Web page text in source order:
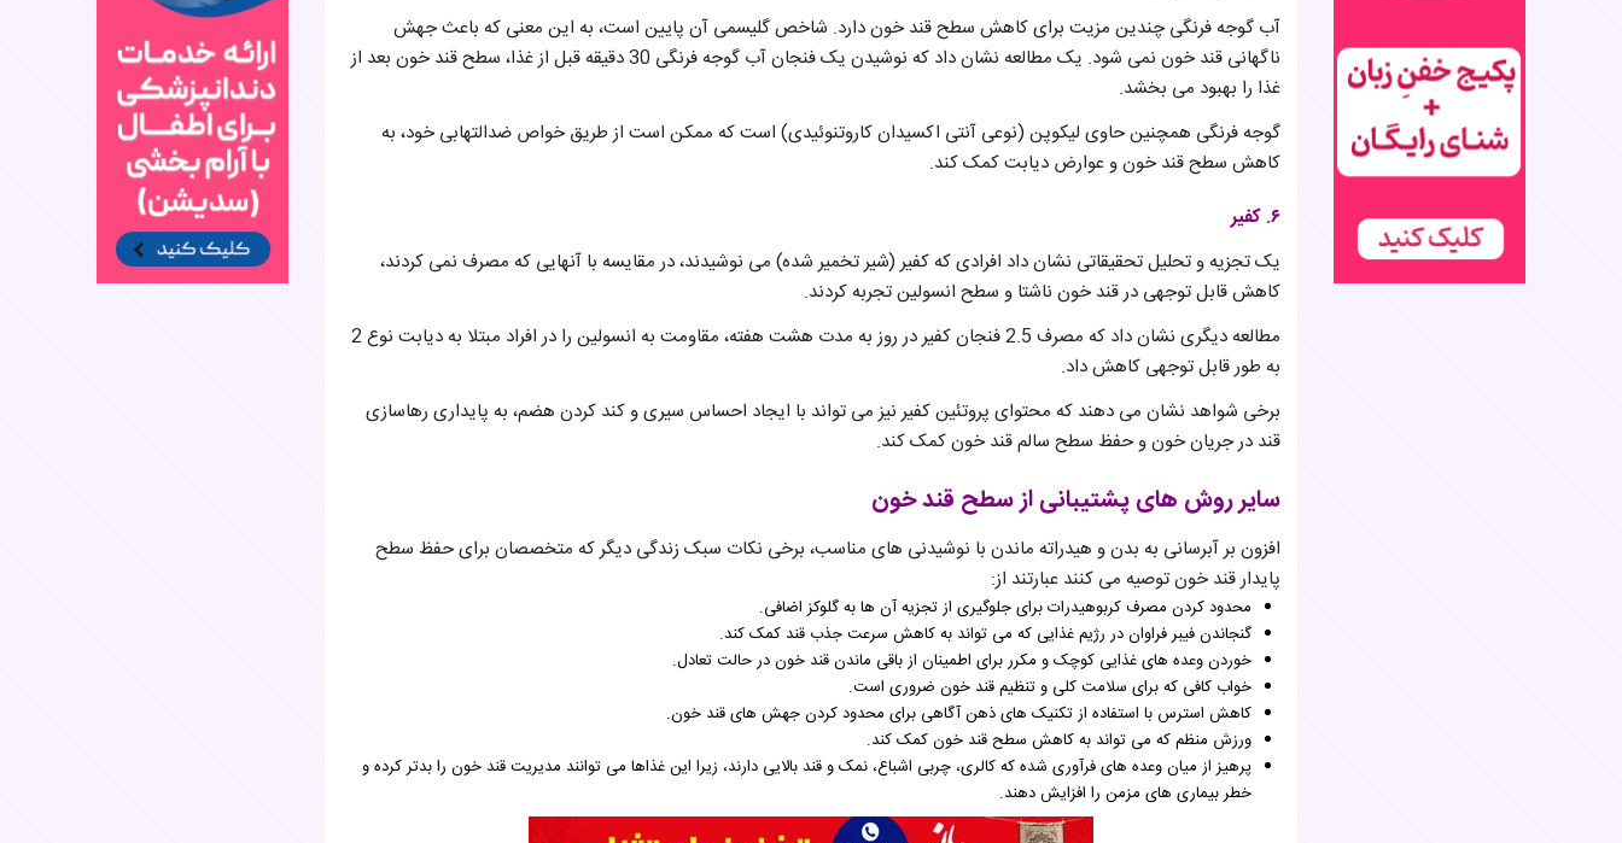
آب گوجه فرنگی چندین مزیت برای کاهش سطح قند خون دارد. شاخص گلیسمی آن پایین است، به این معنی که باعث جهش
ناگهانی قند خون نمی شود. یک مطالعه نشان داد که نوشیدن یک فنجان آب گوجه فرنگی 30 دقیقه قبل از غذا، سطح قند خون بعد از
غذا را بهبود می بخشد.
گوجه فرنگی همچنین حاوی لیکوپن (نوعی آنتی اکسیدان کاروتنوئیدی) است که ممکن است از طریق خواص ضدالتهابی خود، به
کاهش سطح قند خون و عوارض دیابت کمک کند.
۶. کفیر
یک تجزیه و تحلیل تحقیقاتی نشان داد افرادی که کفیر (شیر تخمیر شده) می نوشیدند، در مقایسه با آنهایی که مصرف نمی کردند،
کاهش قابل توجهی در قند خون ناشتا و سطح انسولین تجربه کردند.
مطالعه دیگری نشان داد که مصرف 2.5 فنجان کفیر در روز به مدت هشت هفته، مقاومت به انسولین را در افراد مبتلا به دیابت نوع 2
به طور قابل توجهی کاهش داد.
برخی شواهد نشان می دهند که محتوای پروتئین کفیر نیز می تواند با ایجاد احساس سیری و کند کردن هضم، به پایداری رهاسازی
قند در جریان خون و حفظ سطح سالم قند خون کمک کند.
سایر روش های پشتیبانی از سطح قند خون
افزون بر آبرسانی به بدن و هیدراته ماندن با نوشیدنی های مناسب، برخی نکات سبک زندگی دیگر که متخصصان برای حفظ سطح
پایدار قند خون توصیه می کنند عبارتند از:
محدود کردن مصرف کربوهیدرات برای جلوگیری از تجزیه آن ها به گلوکز اضافی.
گنجاندن فیبر فراوان در رژیم غذایی که می تواند به کاهش سرعت جذب قند کمک کند.
خوردن وعده های غذایی کوچک و مکرر برای اطمینان از باقی ماندن قند خون در حالت تعادل.
خواب کافی که برای سلامت کلی و تنظیم قند خون ضروری است.
کاهش استرس با استفاده از تکنیک های ذهن آگاهی برای محدود کردن جهش های قند خون.
ورزش منظم که می تواند به کاهش سطح قند خون کمک کند.
پرهیز از میان وعده های فرآوری شده که کالری، چربی اشباع، نمک و قند بالایی دارند، زیرا این غذاها می توانند مدیریت قند خون را بدتر کرده و
خطر بیماری های مزمن را افزایش دهند.